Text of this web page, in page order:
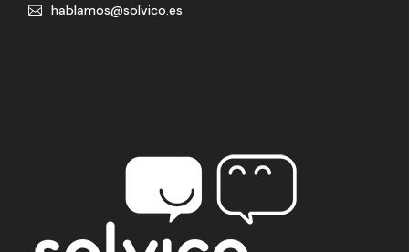
hablamos@solvico.es